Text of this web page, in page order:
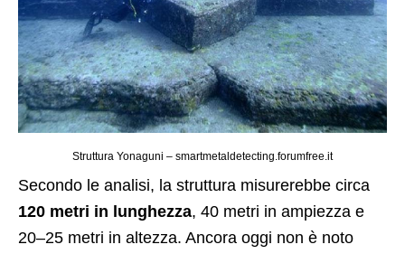
Struttura Yonaguni – smartmetaldetecting.forumfree.it
Secondo le analisi, la struttura misurerebbe circa
120 metri in lunghezza, 40 metri in ampiezza e
20–25 metri in altezza. Ancora oggi non è noto